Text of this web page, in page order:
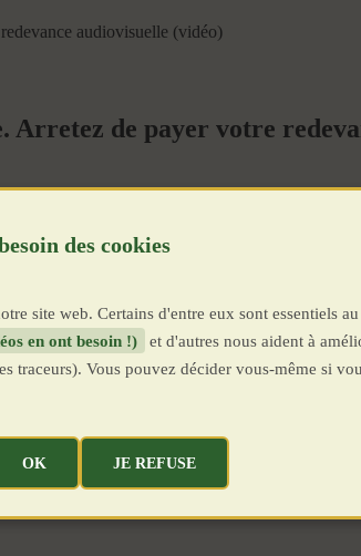
audiovisuelle (vidéo)
Arretez de payer votre
site web. Certains d'entre eux sont essentiels au
en ont besoin !)
et d'autres nous aident à
traceurs). Vous pouvez décider vous-même si
OK JE REFUSE